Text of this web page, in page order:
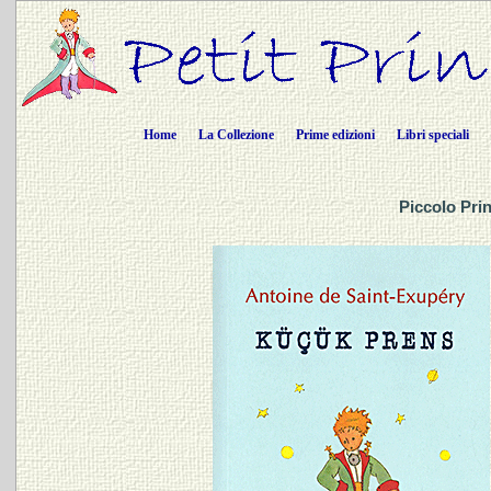
Home La Collezione Prime edizioni Libri speciali
Piccolo